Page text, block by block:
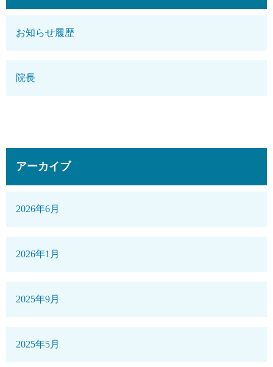
お知らせ履歴
院長
アーカイブ
2026年6月
2026年1月
2025年9月
2025年5月